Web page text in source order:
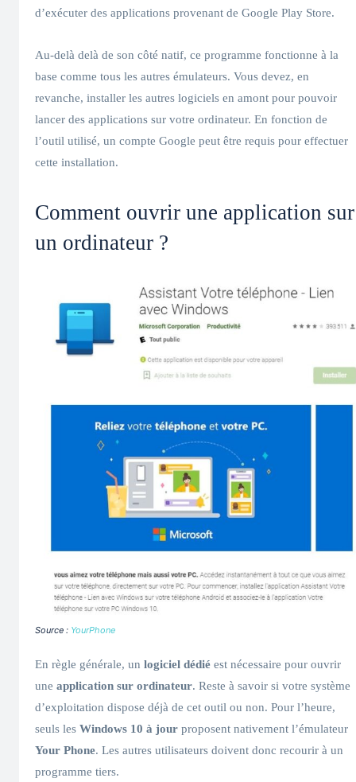
d’exécuter des applications provenant de Google Play Store.
Au-delà delà de son côté natif, ce programme fonctionne à la
base comme tous les autres émulateurs. Vous devez, en
revanche, installer les autres logiciels en amont pour pouvoir
lancer des applications sur votre ordinateur. En fonction de
l’outil utilisé, un compte Google peut être requis pour effectuer
cette installation.
Comment ouvrir une application sur
un ordinateur ?
Source : YourPhone
En règle générale, un logiciel dédié est nécessaire pour ouvrir
une application sur ordinateur. Reste à savoir si votre système
d’exploitation dispose déjà de cet outil ou non. Pour l’heure,
seuls les Windows 10 à jour proposent nativement l’émulateur
Your Phone. Les autres utilisateurs doivent donc recourir à un
programme tiers.